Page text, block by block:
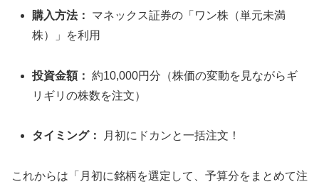
購入方法：
マネックス証券の「ワン株（単元未満
株）」を利用
投資金額： 約10,000円分（株価の変動を見ながらギ
リギリの株数を注文）
タイミング： 月初にドカンと一括注文！
これからは「月初に銘柄を選定して、予算分をまとめて注